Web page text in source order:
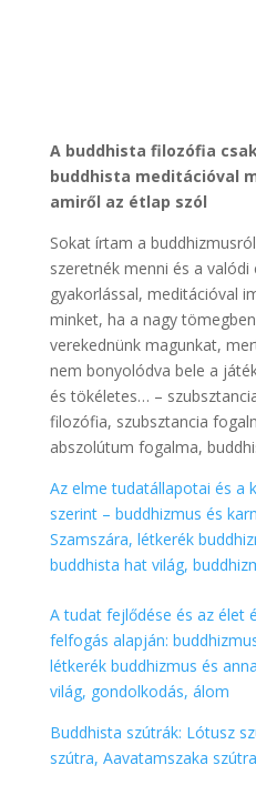
A buddhista filozófia
buddhista meditációval
amiről az étlap szól
Sokat írtam a
szeretnék menni és a valódi
gyakorlással, meditációval
minket, ha a nagy
verekednünk magunkat,
nem bonyolódva bele a
és tökéletes… –
filozófia, szubsztancia
abszolútum fogalma,
Az elme tudatállapotai és a
szerint – buddhizmus és
Szamszára, létkerék
buddhista hat világ,
A tudat fejlődése és az élet
felfogás alapján:
létkerék buddhizmus és
világ, gondolkodás, álom
Buddhista szútrák: Lótusz
szútra, Aavatamszaka